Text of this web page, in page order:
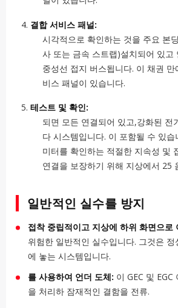
결합 서비스 패널:
시각적으로 확인하는 것을 주요 본
사 또는 금속 스트랩)설치되어 있고
중성선 접지 버스됩니다. 이 채권
비스 패널이 있습니다.
테스트 및 확인:
되면 모든 연결되어 있고,강화된 전
다 시스템입니다. 이 포함될 수 있
미터를 확인하는 적절한 지속성 및
연결을 보장하기 위해 지상에서 25
일반적인 실수를 방지
접착 중립적이고 지상에 하위 화면으로
위험한 일반적인 실수입니다. 그것은
에 놓는 시스템입니다.
를 사용하여 언더 도체: 이 GEC 및
을 처리하 잠재적인 결함을 전류.